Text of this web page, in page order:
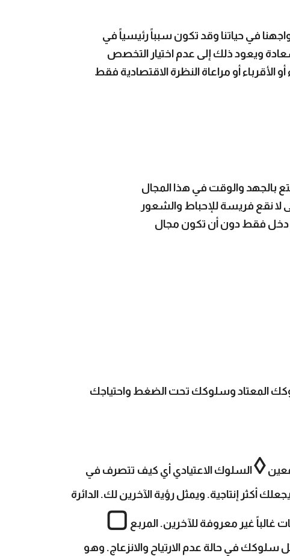
في حياتنا وقد تكون سبباً رئيسياً في
ويعود ذلك إلى عدم اختيار التخصص
أو مراعاة النظرة الاقتصادية فقط
بالجهد والوقت في هذا المجال
لا نقع فريسة للإحباط والشعور
دخل فقط دون أن تكون مجال
المعتاد وسلوكك تحت الضغط واحتياجك
◊السلوك الاعتيادي أي كيف تتصرف في
أكثر إنتاجية. ويمثل رؤية الآخرين لك. الدائرة
غالباً غير معروفة للآخرين. المربع ▢
في حالة عدم الارتياح والانزعاج. وهو